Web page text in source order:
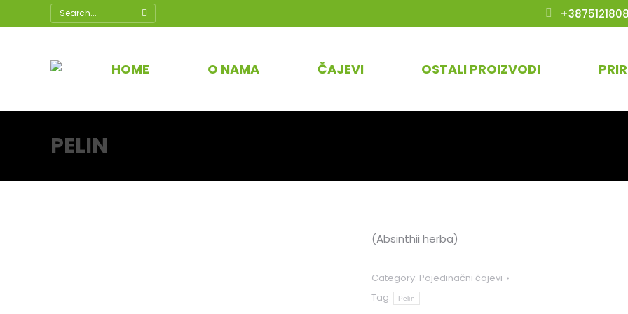
Search:
HOME O NAMA ČAJEVI OSTALI PROIZVODI
PELIN
(Absinthii herba)
Category: Pojedinačni čajevi
Tag:
Pelin